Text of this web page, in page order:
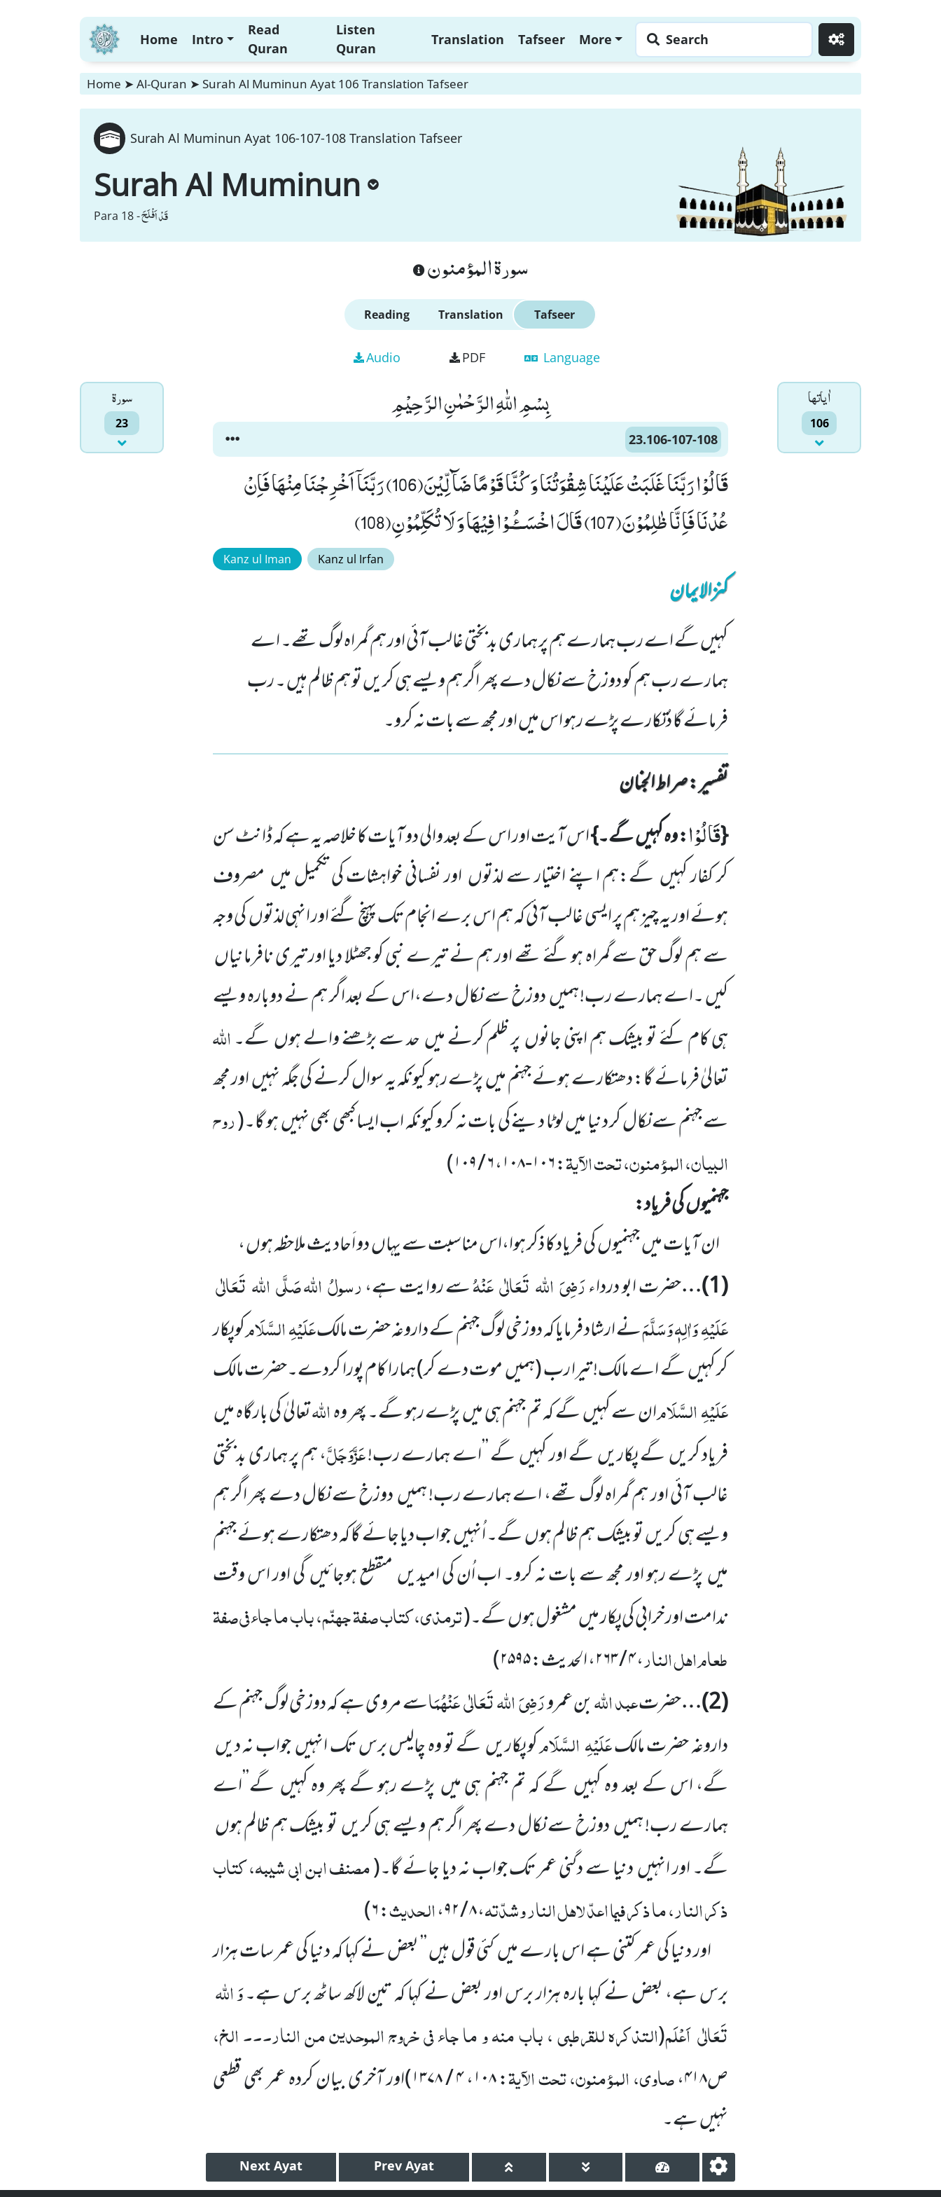
Home Intro
Read
Quran
Listen
Quran
Translation Tafseer More Search
Home ➤ Al-Quran ➤ Surah Al Muminun Ayat 106 Translation Tafseer
Surah Al Muminun Ayat 106-107-108 Translation Tafseer
Surah Al Muminun
Para 18 -قَدْ اَفْلَحَ
سورة المؤمنون
Reading Translation Tafseer
Audio PDF Language
سورۃ
23
اٰياتها
106
بِسْمِ اللّٰهِ الرَّحْمٰنِ الرَّحِیْمِ
23.106-107-108
قَالُوْا رَبَّنَا غَلَبَتْ عَلَیْنَا شِقْوَتُنَا وَ كُنَّا قَوْمًا ضَآلِّیْنَ(106) رَبَّنَاۤ اَخْرِجْنَا مِنْهَا فَاِنْ
عُدْنَا فَاِنَّا ظٰلِمُوْنَ(107) قَالَ اخْسَــٴُـوْا فِیْهَا وَ لَا تُكَلِّمُوْنِ(108)
Kanz ul Iman Kanz ul Irfan
کنزالایمان
کہیں گے اے رب ہمارے ہم پر ہماری بدبختی غالب آئی اور ہم گمراہ لوگ تھے۔ اے
ہمارے رب ہم کو دوزخ سے نکال دے پھر اگر ہم ویسے ہی کریں تو ہم ظالم ہیں ۔ رب
فرمائے گا دُتکارے پڑے رہو اس میں اور مجھ سے بات نہ کرو۔
تفسیر : ‎صراط الجنان
{قَالُوْا: وہ کہیںگے۔}اس آیت اور اس کے بعد والی دو آیات کا خلاصہ یہ ہے کہ ڈانٹ سن
کر کفار کہیں گے:ہم اپنے اختیار سے لذتوںاور نفسانی خواہشات کی تکمیل میں مصروف
ہوئے اور یہ چیز ہم پر ایسی غالب آئی کہ ہم اس برے انجام تک پہنچ گئے اور انہی لذتوںکی وجہ
سے ہم لوگ حق سے گمراہ ہو گئے تھے اور ہم نے تیرے نبی کو جھٹلا دیا اور تیری نافرمانیاں
کیں ۔اے ہمارے رب! ہمیںدوزخ سے نکال دے،اس کے بعد اگر ہم نے دوبارہ ویسے
ہی کام کئے تو بیشک ہم اپنی جانوںپر ظلم کرنے میںحد سے بڑھنے والے ہوںگے۔اللہ
تعالیٰ فرمائے گا: دھتکارے ہوئے جہنم میںپڑے رہو کیونکہیہ سوال کرنے کی جگہ نہیںاور مجھ
سے جہنم سے نکال کر دنیا میںلوٹا دینے کی بات نہ کرو کیونکہ اب ایسا کبھی بھی نہیںہو گا۔(روح
البیان، المؤمنون، تحت الآیۃ:۱۰۶-۱۰۸ ،۶ / ۱۰۹
)
جہنمیوںکی فریاد:
ان آیات میںجہنمیوںکی فریاد کا ذکر ہوا،اس مناسبت سے یہاںدو اَحادیث ملاحظہ ہوں ،
(
1
)…حضرت ابو درداءرَضِیَاللہتَعَالٰیعَنْہُسے روایت ہے،رسولُاللہصَلَّیاللہتَعَالٰی
عَلَیْہِوَاٰلِہٖ وَسَلَّمَنے ارشاد فرمایا کہ دوزخی لوگ جہنم کے داروغہ حضرت مالکعَلَیْہِالسَّلَامکو پکار
کر کہیںگے اے مالک! تیرا رب(ہمیںموت دے کر)ہمارا کام پورا کردے۔حضرت مالک
عَلَیْہِالسَّلَامان سے کہیںگے کہ تم جہنم ہی میںپڑے رہو گے۔ پھر وہاللہتعالیٰ کی بارگاہ میں
فریاد کریںگے پکاریںگے اور کہیںگے ’’اے ہمارے رب!عَزَّوَجَلَّ، ہم پر ہماری بدبختی
غالب آئی اور ہم گمراہ لوگ تھے، اے ہمارے رب! ہمیںدوزخ سے نکال دے پھر اگر ہم
ویسے ہی کریںتو بیشک ہم ظالم ہوںگے۔ اُنہیںجواب دیا جائے گا کہ دھتکارے ہوئے جہنم
میںپڑے رہو اور مجھ سے بات نہ کرو۔ اب اُن کی امیدیں منقطع ہوجائیںگی اور اس وقت
ندامت اور خرابی کی پکار میںمشغول ہوںگے۔(ترمذی، کتاب صفۃ جہنّم، باب ما جاء فی صفۃ
طعام اہل النار،۴ / ۲۶۳ ، الحدیث:۲۵۹۵)
(
2
)…حضرتعبد اللہبن عمرورَضِیَاللہتَعَالٰیعَنْہُمَاسے مروی ہے کہ دوزخی لوگ جہنم کے
داروغہ حضرت مالکعَلَیْہِالسَّلَامکو پکاریںگے تو وہ چالیس برس تک انہیںجواب نہ دیں
گے، اس کے بعد وہ کہیں گے کہ تم جہنم ہی میںپڑے رہو گے پھر وہ کہیں گے’’اے
ہمارے رب! ہمیںدوزخ سے نکال دے پھر اگر ہم ویسے ہی کریںتو بیشک ہم ظالم ہوں
گے۔ اور انہیںدنیا سے دگنی عمر تک جواب نہ دیا جائے گا۔(مصنف ابن ابی شیبہ، کتاب
ذکر النار، ما ذکر فیما اعدّ لاہل النار وشدّتہ،۸ / ۹۲ ،الحدیث:۶)
اور دنیا کی عمر کتنی ہے اس بارے میںکئی قول ہیں ’’ بعض نے کہا کہ دنیا کی عمر سات ہزار
برس ہے، بعض نےکہا بارہ ہزار برس اوربعض نے کہا کہ تین لاکھ ساٹھ برس ہے۔وَ اللہ
تَعَالٰیاَعْلَم(التذکرہ للقرطبی ، باب منہ و ما جاء فی خروج الموحدین من النار۔۔۔ الخ،
ص۴۱۸،صاوی، المؤمنون، تحت الآیۃ:۱۰۸،۴ / ۱۳۷۸ )اور آخری بیان کردہ عمر بھی قطعی
نہیںہے۔
Next Ayat Prev Ayat